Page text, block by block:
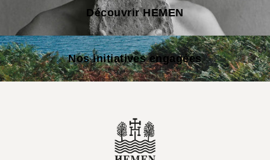
Découvrir HEMEN
Nos initiatives engagées